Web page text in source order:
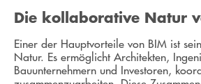
Die kollaborative Natur
Einer der Hauptvorteile von BIM ist
Natur. Es ermöglicht Architekten,
Bauunternehmern und Investoren,